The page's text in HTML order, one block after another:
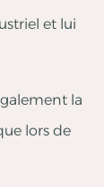
et lui
la
lors de